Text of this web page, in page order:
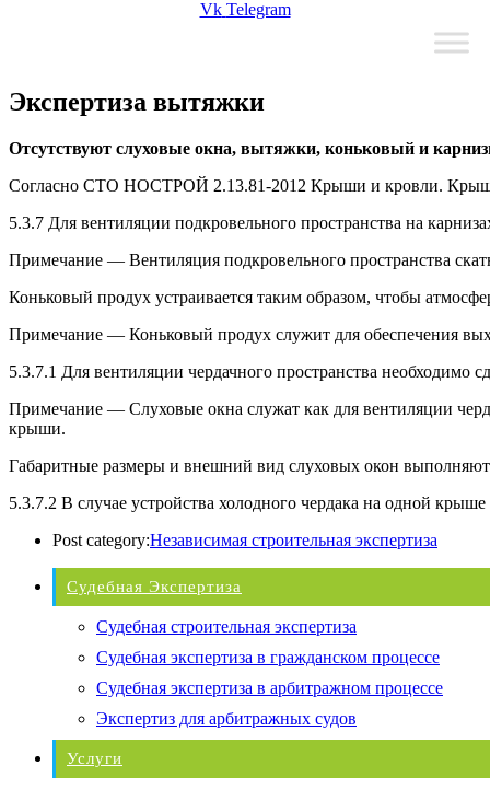
Vk Telegram
Экспертиза вытяжки
Отсутствуют слуховые окна, вытяжки, коньковый и
Согласно СТО НОСТРОЙ 2.13.81-2012 Крыши и кровли.
5.3.7 Для вентиляции подкровельного пространства на
Примечание — Вентиляция подкровельного пространства
Коньковый продух устраивается таким образом, чтобы
Примечание — Коньковый продух служит для обеспечения
5.3.7.1 Для вентиляции чердачного пространства
Примечание — Слуховые окна служат как для вентиляции
крыши.
Габаритные размеры и внешний вид слуховых окон
5.3.7.2 В случае устройства холодного чердака на одной
Post category:Независимая строительная экспертиза
Судебная Экспертиза
Судебная строительная экспертиза
Судебная экспертиза в гражданском процессе
Судебная экспертиза в арбитражном процессе
Экспертиз для арбитражных судов
Услуги